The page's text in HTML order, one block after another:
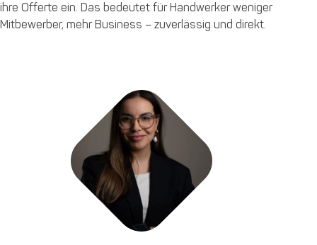
ihre Offerte ein. Das bedeutet für Handwerker weniger
Mitbewerber, mehr Business – zuverlässig und direkt.